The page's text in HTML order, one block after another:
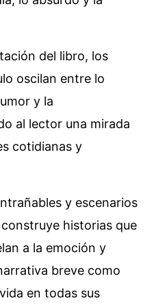
del libro, los
oscilan entre lo
y la
al lector una mirada
cotidianas y
y escenarios
historias que
a la emoción y
breve como
en todas sus